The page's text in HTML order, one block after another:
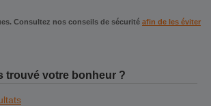
Consultez nos conseils de sécurité afin de les éviter
trouvé votre bonheur ?